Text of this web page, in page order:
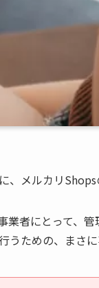
、メルカリ
業者にとって、
ための、まさに